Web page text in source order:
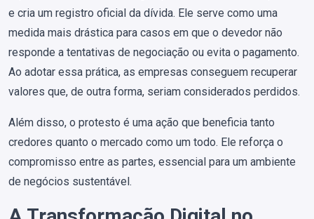
e cria um registro oficial da dívida. Ele serve como uma
medida mais drástica para casos em que o devedor não
responde a tentativas de negociação ou evita o pagamento.
Ao adotar essa prática, as empresas conseguem recuperar
valores que, de outra forma, seriam considerados perdidos.
Além disso, o protesto é uma ação que beneficia tanto
credores quanto o mercado como um todo. Ele reforça o
compromisso entre as partes, essencial para um ambiente
de negócios sustentável.